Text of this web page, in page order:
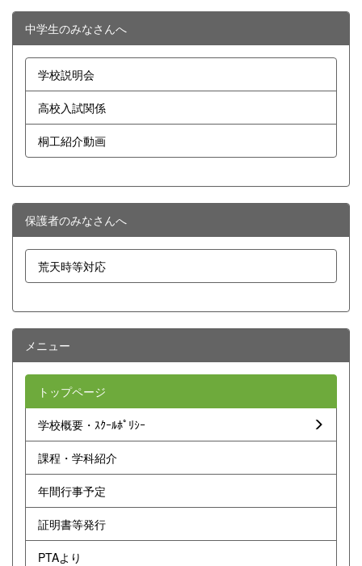
中学生のみなさんへ
学校説明会
高校入試関係
桐工紹介動画
保護者のみなさんへ
荒天時等対応
メニュー
トップページ
学校概要・ｽｸｰﾙﾎﾟﾘｼｰ
課程・学科紹介
年間行事予定
証明書等発行
PTAより